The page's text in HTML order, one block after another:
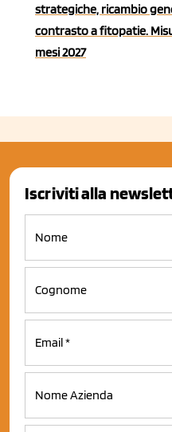
strategiche, ricambio
contrasto a fitopatie.
mesi 2027
Iscriviti alla